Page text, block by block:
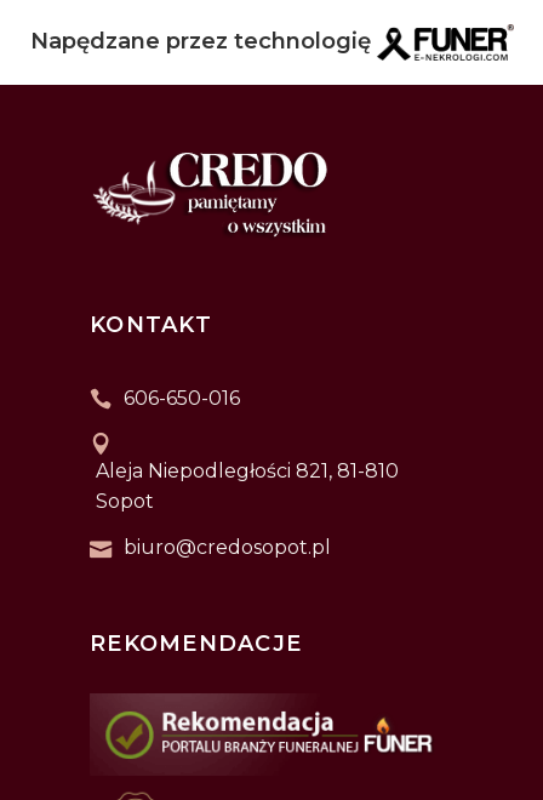
Napędzane przez technologię
KONTAKT
606-650-016
Aleja Niepodległości 821, 81-810
Sopot
biuro@credosopot.pl
REKOMENDACJE